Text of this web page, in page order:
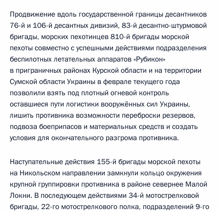
Продвижение вдоль государственной границы десантников
76-й и 106-й десантных дивизий, 83-й десантно-штурмовой
бригады, морских пехотинцев 810-й бригады морской
пехоты совместно с успешными действиями подразделения
беспилотных летательных аппаратов «Рубикон»
в приграничных районах Курской области и на территории
Сумской области Украины в феврале текущего года
позволили взять под плотный огневой контроль
оставшиеся пути логистики вооружённых сил Украины,
лишить противника возможности переброски резервов,
подвоза боеприпасов и материальных средств и создать
условия для окончательного разгрома противника.
Наступательные действия 155-й бригады морской пехоты
на Никольском направлении замкнули кольцо окружения
крупной группировки противника в районе севернее Малой
Локни. В последующем действиями 34-й мотострелковой
бригады, 22-го мотострелкового полка, подразделений 9-го